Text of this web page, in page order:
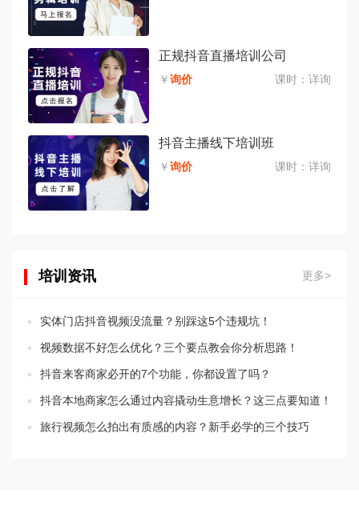
正规抖音直播培训公司
￥询价 课时： 详询
抖音主播线下培训班
￥询价 课时： 详询
培训资讯 更多>
实体门店抖音视频没流量？别踩这5个违规坑！
视频数据不好怎么优化？三个要点教会你分析思路！
抖音来客商家必开的7个功能，你都设置了吗？
抖音本地商家怎么通过内容撬动生意增长？这三点要知道！
旅行视频怎么拍出有质感的内容？新手必学的三个技巧